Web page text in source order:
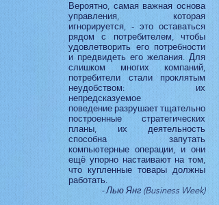
Вероятно, самая важная основа
управления, которая
игнорируется, - это оставаться
рядом с потребителем, чтобы
удовлетворить его потребности
и предвидеть его желания. Для
слишком многих компаний,
потребители стали проклятым
неудобством: их
непредсказуемое
поведение разрушает тщательно
построенные стратегических
планы, их деятельность
способна запутать
компьютерные операции, и они
ещё упорно настаивают на том,
что купленные товары должны
работать.
- Лью Янг (Business Week)